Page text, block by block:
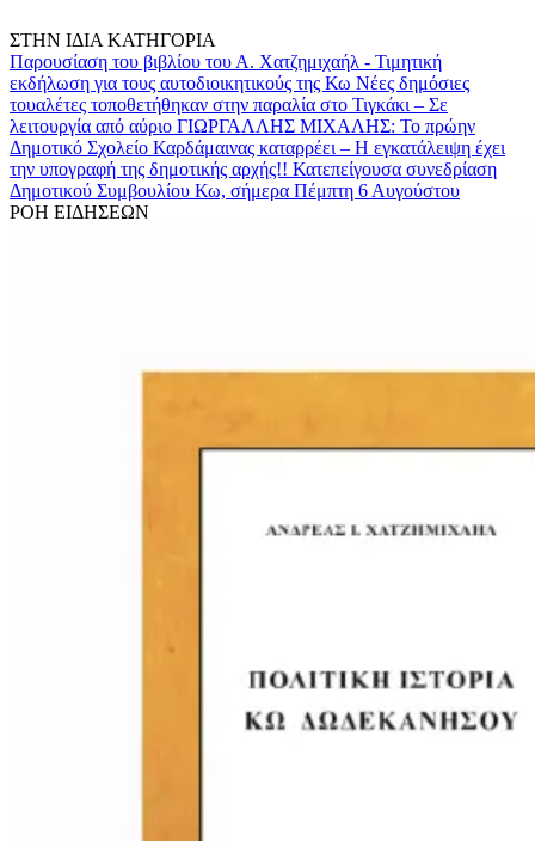
ΣΤΗΝ ΙΔΙΑ ΚΑΤΗΓΟΡΙΑ
Παρουσίαση του βιβλίου του Α. Χατζημιχαήλ - Τιμητική
εκδήλωση για τους αυτοδιοικητικούς της Κω Νέες δημόσιες
τουαλέτες τοποθετήθηκαν στην παραλία στο Τιγκάκι – Σε
λειτουργία από αύριο ΓΙΩΡΓΑΛΛΗΣ ΜΙΧΑΛΗΣ: Το πρώην
Δημοτικό Σχολείο Καρδάμαινας καταρρέει – Η εγκατάλειψη έχει
την υπογραφή της δημοτικής αρχής!! Κατεπείγουσα συνεδρίαση
Δημοτικού Συμβουλίου Κω, σήμερα Πέμπτη 6 Αυγούστου
ΡΟΗ ΕΙΔΗΣΕΩΝ